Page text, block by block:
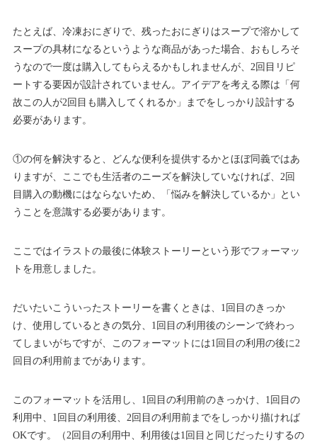
たとえば、冷凍おにぎりで、残ったおにぎりはスープで溶かして
スープの具材になるというような商品があった場合、おもしろそ
うなので一度は購入してもらえるかもしれませんが、2回目リピ
ートする要因が設計されていません。アイデアを考える際は「何
故この人が2回目も購入してくれるか」までをしっかり設計する
必要があります。
①の何を解決すると、どんな便利を提供するかとほぼ同義ではあ
りますが、ここでも生活者のニーズを解決していなければ、2回
目購入の動機にはならないため、「悩みを解決しているか」とい
うことを意識する必要があります。
ここではイラストの最後に体験ストーリーという形でフォーマッ
トを用意しました。
だいたいこういったストーリーを書くときは、1回目のきっか
け、使用しているときの気分、1回目の利用後のシーンで終わっ
てしまいがちですが、このフォーマットには1回目の利用の後に2
回目の利用前までがあります。
このフォーマットを活用し、1回目の利用前のきっかけ、1回目の
利用中、1回目の利用後、2回目の利用前までをしっかり描ければ
OKです。（2回目の利用中、利用後は1回目と同じだったりするの